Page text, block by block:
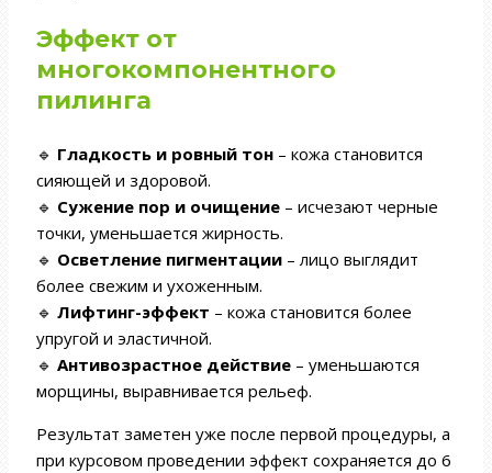
Эффект от
многокомпонентного
пилинга
🔹 Гладкость и ровный тон – кожа становится
сияющей и здоровой.
🔹 Сужение пор и очищение – исчезают черные
точки, уменьшается жирность.
🔹 Осветление пигментации – лицо выглядит
более свежим и ухоженным.
🔹 Лифтинг-эффект – кожа становится более
упругой и эластичной.
🔹 Антивозрастное действие – уменьшаются
морщины, выравнивается рельеф.
Результат заметен уже после первой процедуры, а
при курсовом проведении эффект сохраняется до 6